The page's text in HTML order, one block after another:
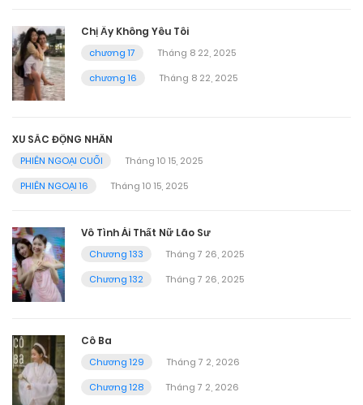
Chị Ấy Không Yêu Tôi
chương 17
Tháng 8 22, 2025
chương 16
Tháng 8 22, 2025
XU SẮC ĐỘNG NHÂN
PHIÊN NGOẠI CUỐI
Tháng 10 15, 2025
PHIÊN NGOẠI 16
Tháng 10 15, 2025
Vô Tình Ái Thất Nữ Lão Sư
Chương 133
Tháng 7 26, 2025
Chương 132
Tháng 7 26, 2025
Cô Ba
Chương 129
Tháng 7 2, 2026
Chương 128
Tháng 7 2, 2026